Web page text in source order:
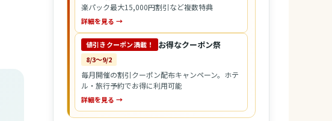
楽パック最大15,000円割引など複数特典
詳細を見る →
値引きクーポン満載！ お得なクーポン祭
8/3〜9/2
毎月開催の割引クーポン配布キャンペーン。ホテ
ル・旅行予約でお得に利用可能
詳細を見る →